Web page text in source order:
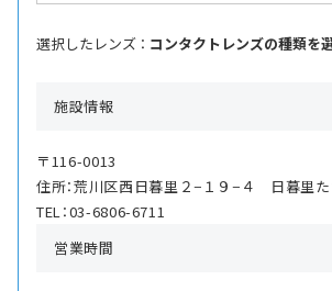
選択したレンズ ： コンタクトレンズの種類を
施設情報
〒116-0013
住所：荒川区西日暮里２−１９−４ 日暮里
TEL：03-6806-6711
営業時間